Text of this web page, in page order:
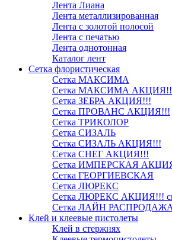
Лента Лиана
Лента металлизированная
Лента с золотой полосой
Лента с печатью
Лента однотонная
Каталог лент
Сетка флористическая
Сетка МАКСИМА
Сетка МАКСИМА АКЦИЯ!!!
Сетка ЗЕБРА АКЦИЯ!!!
Сетка ПРОВАНС АКЦИЯ!!!
Сетка ТРИКОЛОР
Сетка СИЗАЛЬ
Сетка СИЗАЛЬ АКЦИЯ!!!
Сетка СНЕГ АКЦИЯ!!!
Сетка ИМПЕРСКАЯ
Сетка ГЕОРГИЕВСКАЯ
Сетка ЛЮРЕКС
Сетка ЛЮРЕКС АКЦИЯ!!!
Сетка ЛАЙН
Клей и клеевые пистолеты
Клей в стержнях